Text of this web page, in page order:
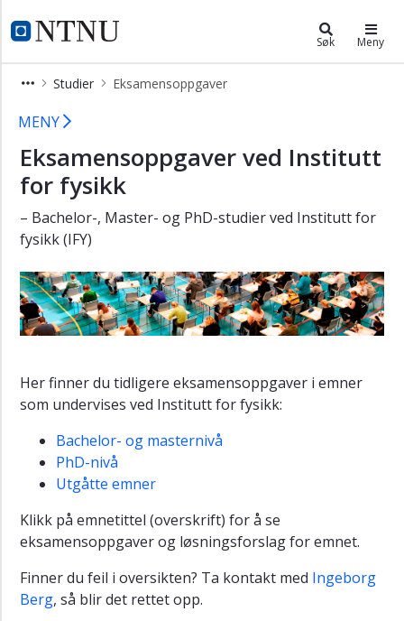
NTNU Hjemmeside
Institutt for fysikk Søk Meny
Studier Eksamensoppgaver
Eksamensoppgaver ved Institutt
×
Forsiden
Ansatte
Studier
Emner
Eksamensoppgaver
Forskerutdanning
Forskning
Åpne
foredrag
stillinger
Om
MENY
Eksamensoppgaver ved Institutt
for fysikk
– Bachelor-, Master- og PhD-studier ved Institutt for
fysikk (IFY)
Her finner du tidligere eksamensoppgaver i emner
som undervises ved Institutt for fysikk:
Bachelor- og masternivå
PhD-nivå
Utgåtte emner
Klikk på emnetittel (overskrift) for å se
eksamensoppgaver og løsningsforslag for emnet.
Finner du feil i oversikten? Ta kontakt med Ingeborg
Berg, så blir det rettet opp.